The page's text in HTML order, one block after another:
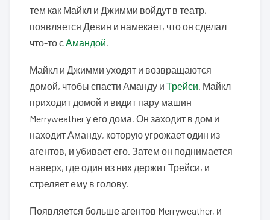
тем как Майкл и Джимми войдут в театр,
появляется Девин и намекает, что он сделал
что-то сАмандой.
Майкл и Джимми уходят и возвращаются
домой, чтобы спасти Аманду и Трейси. Майкл
приходит домой и видит пару машин
Merryweather у его дома. Он заходит в дом и
находит Аманду, которую угрожает один из
агентов, и убивает его. Затем он поднимается
наверх, где один из них держит Трейси, и
стреляет ему в голову.
Появляется больше агентов Merryweather, и